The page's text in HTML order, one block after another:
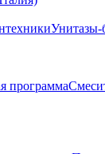
Унитазы-
программа